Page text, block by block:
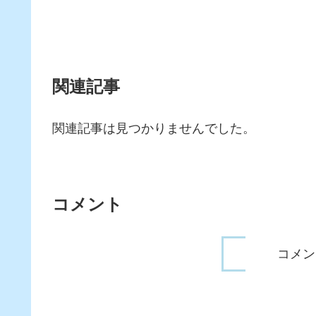
関連記事
関連記事は見つかりませんでした。
コメント
コメ